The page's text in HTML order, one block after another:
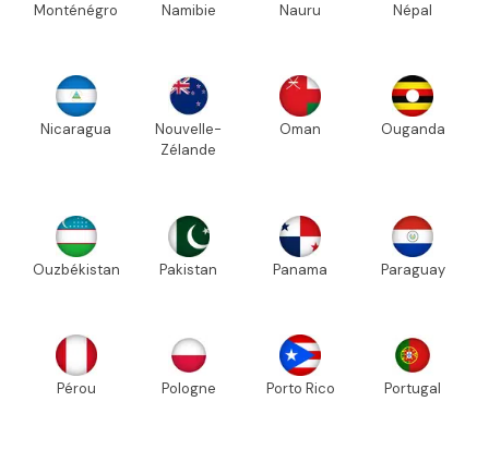
Monténégro Namibie Nauru Népal
Nicaragua
Nouvelle-
Zélande
Oman Ouganda
Ouzbékistan Pakistan Panama Paraguay
Pérou Pologne Porto Rico Portugal